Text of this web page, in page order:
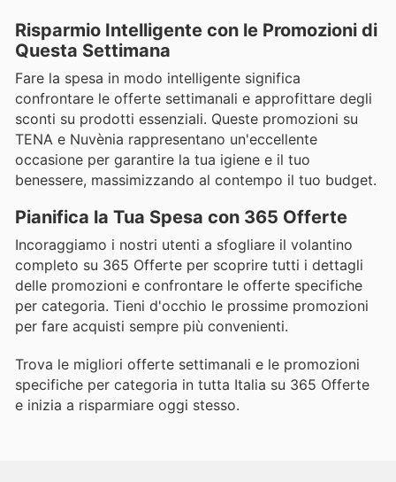
Risparmio Intelligente con le Promozioni di
Questa Settimana
Fare la spesa in modo intelligente significa
confrontare le offerte settimanali e approfittare degli
sconti su prodotti essenziali. Queste promozioni su
TENA e Nuvènia rappresentano un'eccellente
occasione per garantire la tua igiene e il tuo
benessere, massimizzando al contempo il tuo budget.
Pianifica la Tua Spesa con 365 Offerte
Incoraggiamo i nostri utenti a sfogliare il volantino
completo su 365 Offerte per scoprire tutti i dettagli
delle promozioni e confrontare le offerte specifiche
per categoria. Tieni d'occhio le prossime promozioni
per fare acquisti sempre più convenienti.
Trova le migliori offerte settimanali e le promozioni
specifiche per categoria in tutta Italia su 365 Offerte
e inizia a risparmiare oggi stesso.